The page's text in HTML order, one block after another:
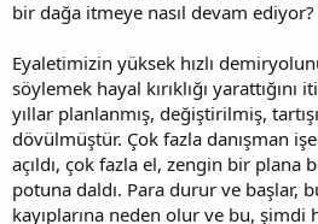
bir dağa itmeye nasıl devam ediyor?
Eyaletimizin yüksek hızlı
söylemek hayal kırıklığı
yıllar planlanmış, değiştirilmiş,
dövülmüştür. Çok fazla danışman
açıldı, çok fazla el, zengin bir plana
potuna daldı. Para durur ve başlar,
kayıplarına neden olur ve bu,